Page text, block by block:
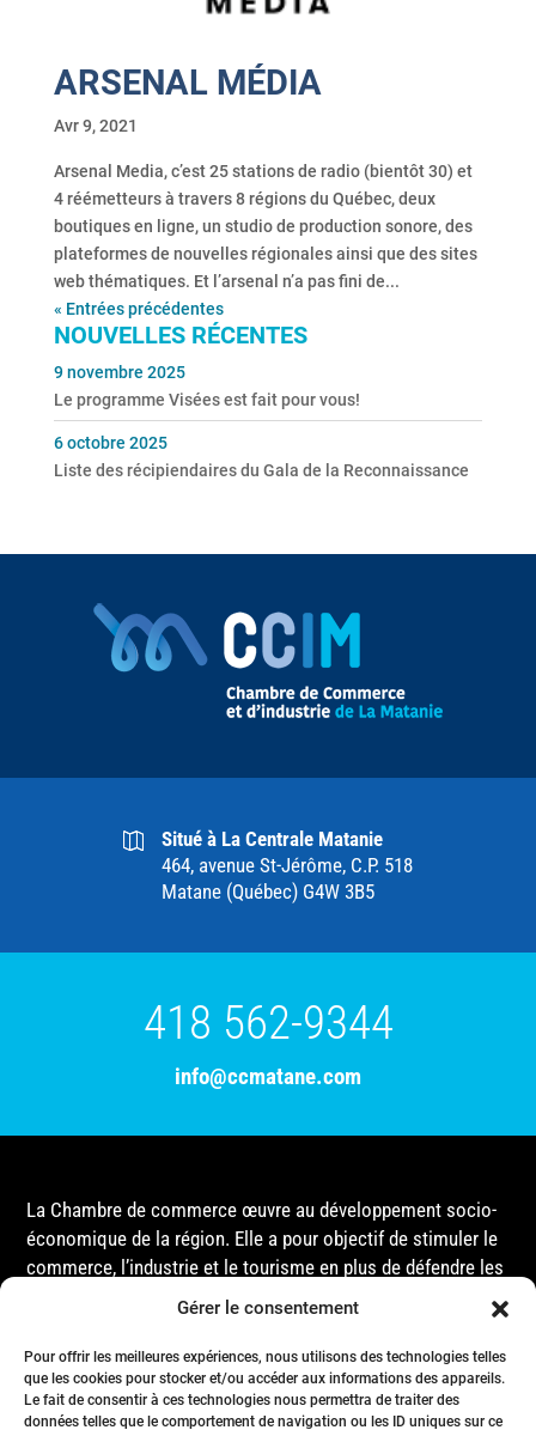
Gérer le consentement
Pour offrir les meilleures expériences, nous utilisons des technologies telles
que les cookies pour stocker et/ou accéder aux informations des appareils.
Le fait de consentir à ces technologies nous permettra de traiter des
données telles que le comportement de navigation ou les ID uniques sur ce
ARSENAL MÉDIA
Avr 9, 2021
Arsenal Media, c’est 25 stations de radio (bientôt 30) et
4 réémetteurs à travers 8 régions du Québec, deux
boutiques en ligne, un studio de production sonore, des
plateformes de nouvelles régionales ainsi que des sites
web thématiques. Et l’arsenal n’a pas fini de...
« Entrées précédentes
NOUVELLES RÉCENTES
Le programme Visées est fait pour vous!
9 novembre 2025
Liste des récipiendaires du Gala de la Reconnaissance
6 octobre 2025
Situé à La Centrale Matanie
464, avenue St-Jérôme, C.P. 518
Matane (Québec) G4W 3B5
418 562-9344
info@ccmatane.com
La Chambre de commerce œuvre au développement socio-
économique de la région. Elle a pour objectif de stimuler le
commerce, l’industrie et le tourisme en plus de défendre les
intérêts de ses membres et de l’ensemble de la
gouvernementales, que ce soit au niveau municipal,
provincial ou fédéral.